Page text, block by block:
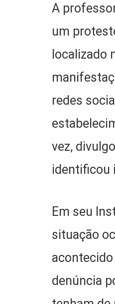
A
um
localizado
redes
vez,
identificou
Em seu
situação
denúncia